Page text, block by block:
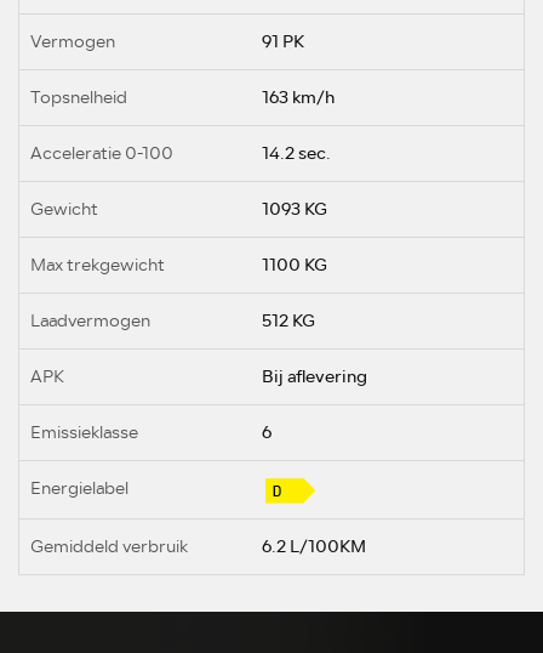
Vermogen 91 PK
Topsnelheid 163 km/h
Acceleratie 0-100 14.2 sec.
Gewicht 1093 KG
Max trekgewicht 1100 KG
Laadvermogen 512 KG
APK Bij aflevering
Emissieklasse 6
Energielabel
Gemiddeld verbruik 6.2 L/100KM